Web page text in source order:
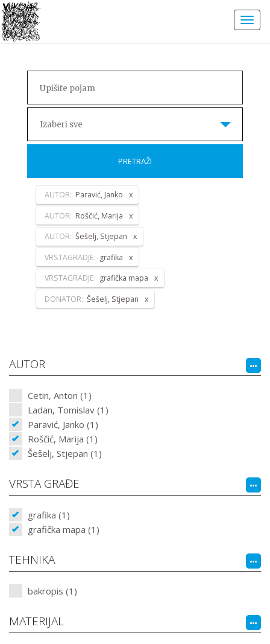
Izaberi sve
PRETRAŽI
AUTOR: Paravić, Janko
AUTOR: Roščić, Marija
AUTOR: Šešelj, Stjepan
VRSTAGRADJE: grafika
VRSTAGRADJE: grafička mapa
DONATOR: Šešelj, Stjepan
AUTOR
Cetin, Anton (1)
Ladan, Tomislav (1)
Paravić, Janko (1)
Roščić, Marija (1)
Šešelj, Stjepan (1)
VRSTA GRAĐE
grafika (1)
grafička mapa (1)
TEHNIKA
bakropis (1)
MATERIJAL